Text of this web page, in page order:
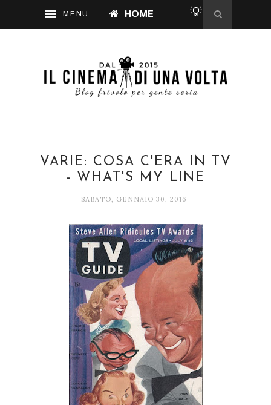
HOME 💡
VARIE: COSA C'ERA IN TV
- WHAT'S MY LINE
SABATO, GENNAIO 30, 2016